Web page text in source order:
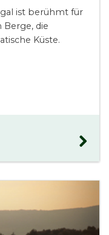
ist berühmt für
die
Küste.